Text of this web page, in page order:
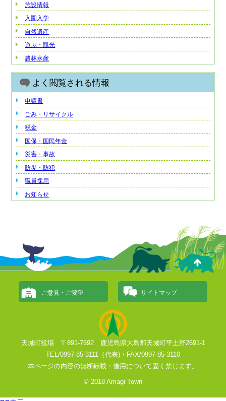
施設情報
入園入学
自然遺産
遊ぶ・観光
農林水産
よく閲覧される情報
申請書
ごみ・リサイクル
税金
国保・国民年金
災害・事故
防災・防犯
職員採用
お知らせ
ご意見・ご要望 サイトマップ
天城町役場 〒891-7692 鹿児島県大島郡天城町平土野2691-1
TEL/0997-85-3111（代表)・FAX/0997-85-3110
本ページの内容の無断転載・借用について固く禁じます。
© 2018 Amagi Town